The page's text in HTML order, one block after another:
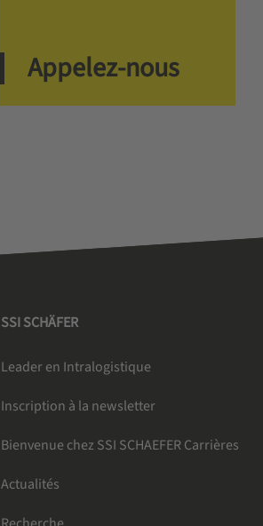
Appelez-nous
SSI SCHÄFER
Leader en Intralogistique
Inscription à la newsletter
Bienvenue chez SSI SCHAEFER Carrières
Actualités